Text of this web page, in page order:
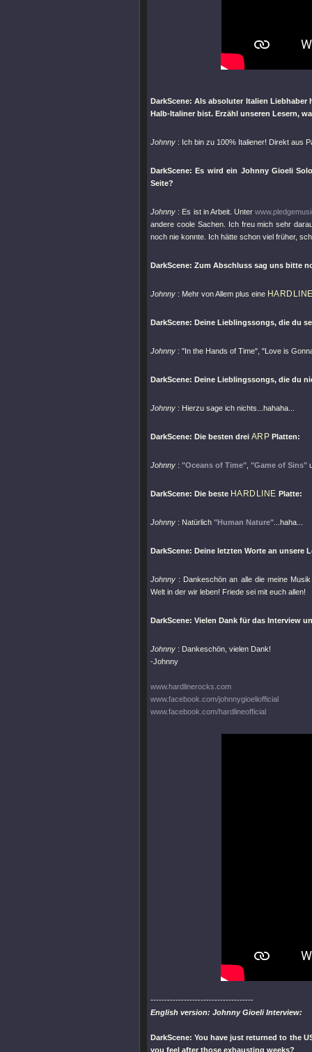
DarkScene: Als absoluter Italien
Halb-Italiner bist. Erzähl unseren Lesern,
Johnny : Ich bin zu 100% Italiener! Direkt aus
DarkScene: Es wird ein Johnny Gioeli
Seite?
Johnny : Es ist in Arbeit. Unter
andere coole Sachen. Ich freu mich sehr
noch nie konnte. Ich hätte schon viel früher,
DarkScene: Zum Abschluss sag uns bitte
Johnny : Mehr von Allem plus eine
DarkScene: Deine Lieblingssongs, die du
Johnny : "In the Hands of Time" "Love is
DarkScene: Deine Lieblingssongs, die du
Johnny : Hierzu sage ich nichts...hahaha...
DarkScene: Die besten drei ARP Platten:
Johnny : "Oceans of Time" "Game of Sins"
DarkScene: Die beste HARDLINE Platte:
Johnny : Natürlich "Human Nature" ...haha...
DarkScene: Deine letzten Worte an unsere
Johnny : Dankeschön an alle die meine
Welt in der wir leben! Friede sei mit euch allen!
DarkScene: Vielen Dank für das Interview
Johnny : Dankeschön, vielen Dank!
-Johnny
www.hardlinerocks.com
www.facebook.com/johnnygioeliofficial
www.facebook.com/hardlineofficial
-------------------------------------
English version: Johnny Gioeli Interview:
DarkScene: You have just returned to the
you feel after those exhausting weeks?